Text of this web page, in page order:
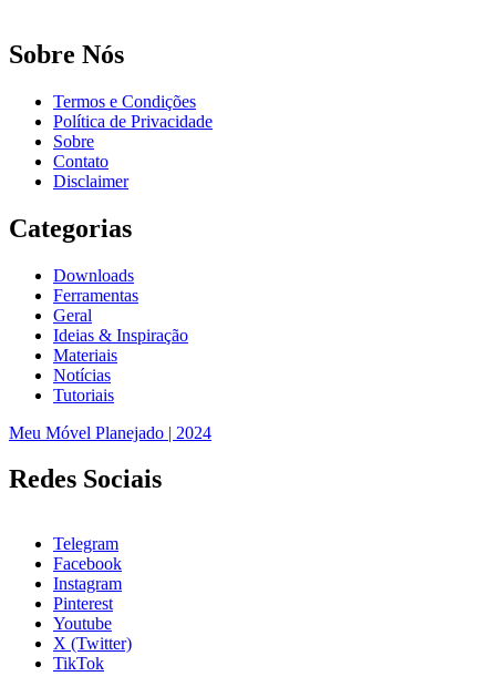
Sobre Nós
Termos e Condições
Política de Privacidade
Sobre
Contato
Disclaimer
Categorias
Downloads
Ferramentas
Geral
Ideias & Inspiração
Materiais
Notícias
Tutoriais
Meu Móvel Planejado | 2024
Redes Sociais
Telegram
Facebook
Instagram
Pinterest
Youtube
X (Twitter)
TikTok